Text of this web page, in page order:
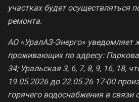
участках будет осуществляться
ремонта.
АО «УралАЗ-Энерго» уведомляет
проживающих по адресу:
34; Уральская 3, 6, 7, 8, 9, 16, 18,
19.05.2026 до 22.05.26 17-00
горячего водоснабжения в связи